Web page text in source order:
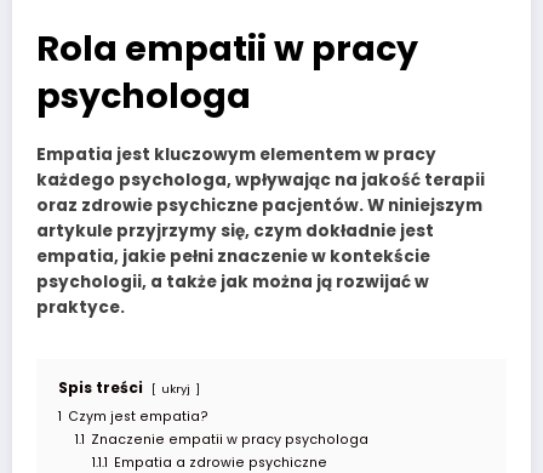
Rola empatii w pracy
psychologa
Empatia jest kluczowym elementem w pracy
każdego psychologa, wpływając na jakość terapii
oraz zdrowie psychiczne pacjentów. W niniejszym
artykule przyjrzymy się, czym dokładnie jest
empatia, jakie pełni znaczenie w kontekście
psychologii, a także jak można ją rozwijać w
praktyce.
Spis treści ukryj
1 Czym jest empatia?
1.1 Znaczenie empatii w pracy psychologa
1.1.1 Empatia a zdrowie psychiczne